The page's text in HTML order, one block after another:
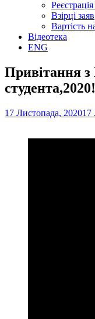
Взірці заяв
Вартість
Відеотека
ENG
Привітання
студента,2020!
17 Листопада, 202017